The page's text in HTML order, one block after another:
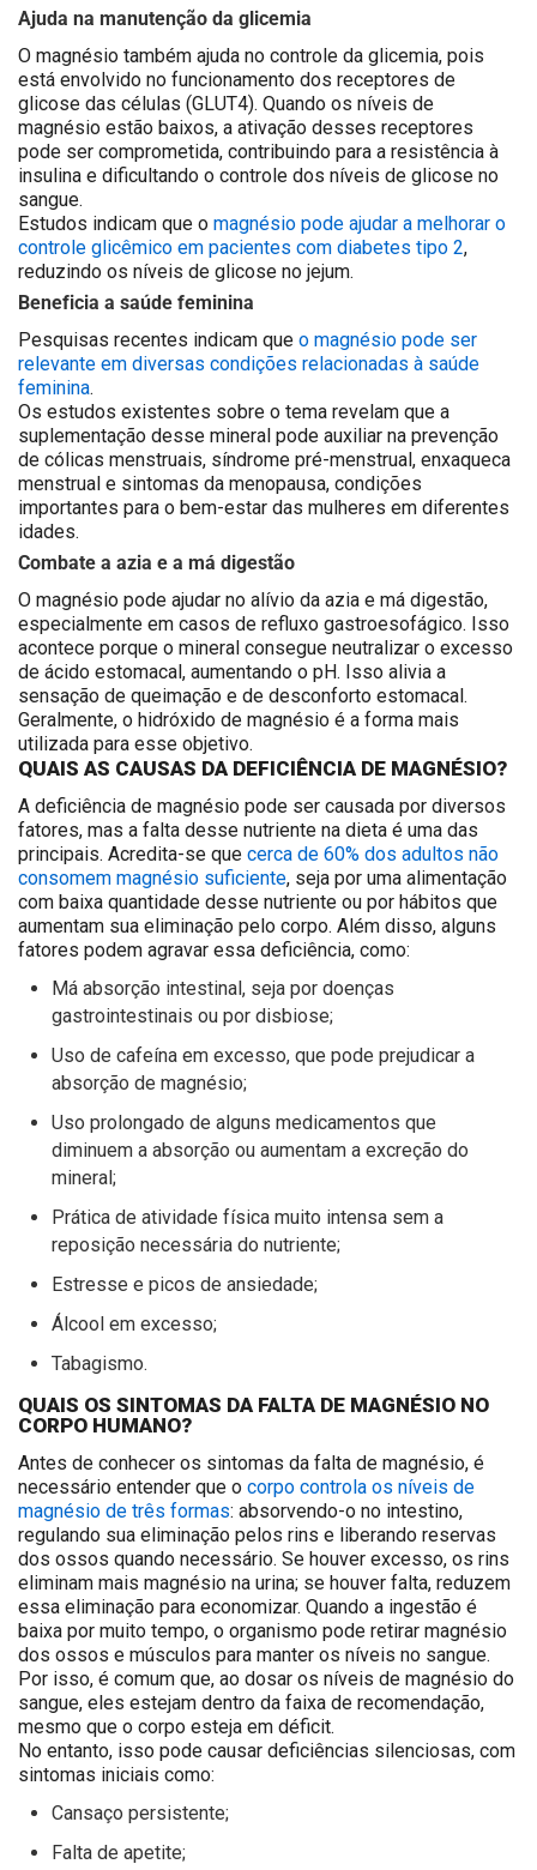
Ajuda na manutenção da glicemia
O magnésio também ajuda no controle da glicemia, pois
está envolvido no funcionamento dos receptores de
glicose das células (GLUT4). Quando os níveis de
magnésio estão baixos, a ativação desses receptores
pode ser comprometida, contribuindo para a resistência à
insulina e dificultando o controle dos níveis de glicose no
sangue.
Estudos indicam que o magnésio pode ajudar a melhorar o
controle glicêmico em pacientes com diabetes tipo 2,
reduzindo os níveis de glicose no jejum.
Beneficia a saúde feminina
Pesquisas recentes indicam que o magnésio pode ser
relevante em diversas condições relacionadas à saúde
feminina.
Os estudos existentes sobre o tema revelam que a
suplementação desse mineral pode auxiliar na prevenção
de cólicas menstruais, síndrome pré-menstrual, enxaqueca
menstrual e sintomas da menopausa, condições
importantes para o bem-estar das mulheres em diferentes
idades.
Combate a azia e a má digestão
O magnésio pode ajudar no alívio da azia e má digestão,
especialmente em casos de refluxo gastroesofágico. Isso
acontece porque o mineral consegue neutralizar o excesso
de ácido estomacal, aumentando o pH. Isso alivia a
sensação de queimação e de desconforto estomacal.
Geralmente, o hidróxido de magnésio é a forma mais
utilizada para esse objetivo.
QUAIS AS CAUSAS DA DEFICIÊNCIA DE MAGNÉSIO?
A deficiência de magnésio pode ser causada por diversos
fatores, mas a falta desse nutriente na dieta é uma das
principais. Acredita-se que cerca de 60% dos adultos não
consomem magnésio suficiente, seja por uma alimentação
com baixa quantidade desse nutriente ou por hábitos que
aumentam sua eliminação pelo corpo. Além disso, alguns
fatores podem agravar essa deficiência, como:
Má absorção intestinal, seja por doenças
gastrointestinais ou por disbiose;
Uso de cafeína em excesso, que pode prejudicar a
absorção de magnésio;
Uso prolongado de alguns medicamentos que
diminuem a absorção ou aumentam a excreção do
mineral;
Prática de atividade física muito intensa sem a
reposição necessária do nutriente;
Estresse e picos de ansiedade;
Álcool em excesso;
Tabagismo.
QUAIS OS SINTOMAS DA FALTA DE MAGNÉSIO NO
CORPO HUMANO?
Antes de conhecer os sintomas da falta de magnésio, é
necessário entender que o corpo controla os níveis de
magnésio de três formas: absorvendo-o no intestino,
regulando sua eliminação pelos rins e liberando reservas
dos ossos quando necessário. Se houver excesso, os rins
eliminam mais magnésio na urina; se houver falta, reduzem
essa eliminação para economizar. Quando a ingestão é
baixa por muito tempo, o organismo pode retirar magnésio
dos ossos e músculos para manter os níveis no sangue.
Por isso, é comum que, ao dosar os níveis de magnésio do
sangue, eles estejam dentro da faixa de recomendação,
mesmo que o corpo esteja em déficit.
No entanto, isso pode causar deficiências silenciosas, com
sintomas iniciais como:
Cansaço persistente;
Falta de apetite;